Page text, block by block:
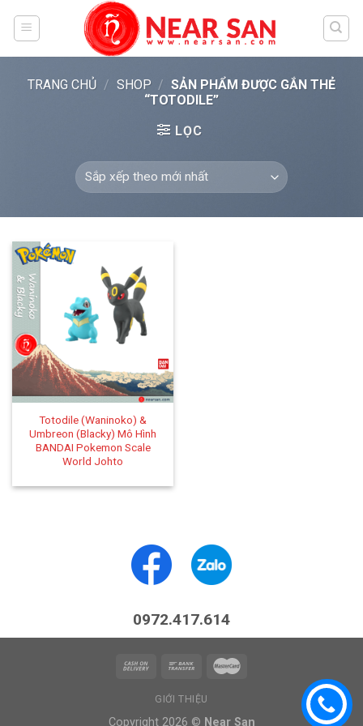
TRANG CHỦ / SHOP / SẢN PHẨM ĐƯỢC GẮN THẺ
“TOTODILE”
LỌC
Totodile (Waninoko) &
Umbreon (Blacky) Mô Hình
BANDAI Pokemon Scale
World Johto
0972.417.614
GIỚI THIỆU
Copyright 2026 © Near San